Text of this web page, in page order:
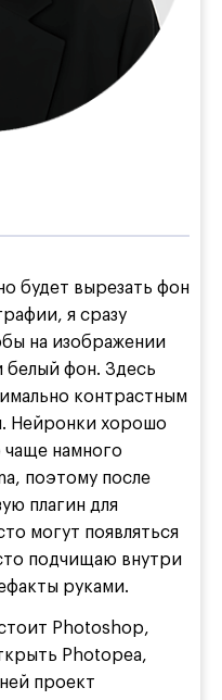
будет вырезать фон
я сразу
на изображении
фон. Здесь
контрастным
Нейронки хорошо
намного
поэтому после
плагин для
могут появляться
подчищаю внутри
руками.
Photoshop,
Photopea,
проект